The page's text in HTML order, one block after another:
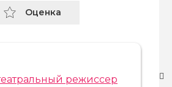
Оценка
режиссер